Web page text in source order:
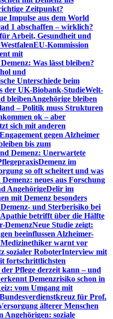
Zeitpunkt?
Impulse aus dem World
1 abschaffen – wirklich?
Arbeit, Gesundheit und
EU-Kommission
mit
Was lässt bleiben?
und
Unterschiede beim
der UK-Biobank-StudieWelt-
bleibenAngehörige bleiben
– Politik muss Strukturen
ok – aber
sich mit anderen
gegen Alzheimer
bis zum
Demenz: Unerwartete
Demenz im
so oft scheitert und was
neues aus Forschung
AngehörigeDelir im
mit Demenz besonders
und Sterberisiko bei
Apathie betrifft über die Hälfte
DemenzNeue Studie zeigt:
beeinflussen Alzheimer-
Medizinethiker warnt vor
sozialer RoboterInterview mit
fortschrittlichsten
Pflege derzeit kann – und
Demenzrisiko schon in
vom Umgang mit
Bundesverdienstkreuz für Prof.
älterer Menschen
Angehörigen: soziale